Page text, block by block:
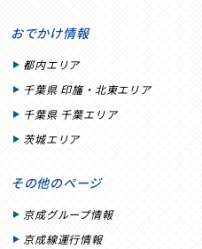
おでかけ情報
都内エリア
千葉県 印旛・北東エリア
千葉県 千葉エリア
茨城エリア
その他のページ
京成グループ情報
京成線運行情報